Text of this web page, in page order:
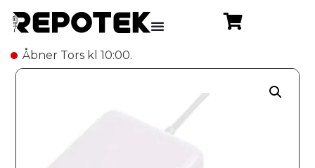
Åbner Tors kl 10:00.